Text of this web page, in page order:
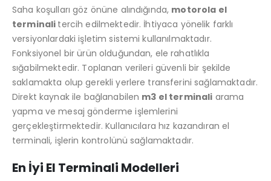
Saha koşulları göz önüne alındığında, motorola el
terminali tercih edilmektedir. İhtiyaca yönelik farklı
versiyonlardaki işletim sistemi kullanılmaktadır.
Fonksiyonel bir ürün olduğundan, ele rahatlıkla
sığabilmektedir. Toplanan verileri güvenli bir şekilde
saklamakta olup gerekli yerlere transferini sağlamaktadır.
Direkt kaynak ile bağlanabilen m3 el terminali arama
yapma ve mesaj gönderme işlemlerini
gerçekleştirmektedir. Kullanıcılara hız kazandıran el
terminali, işlerin kontrolünü sağlamaktadır.
En İyi El Terminali Modelleri